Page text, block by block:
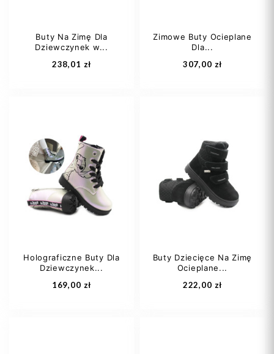
Dodaj do koszyka Dodaj do koszyka
Buty Na Zimę Dla
Dziewczynek w...
238,01 zł
21 22
Dodaj do koszyka
Zimowe Buty Ocieplane
Dla...
307,00 zł
30
33
Dodaj do koszyka
Holograficzne Buty Dla
Dziewczynek...
169,00 zł
Buty Dziecięce Na Zimę
Ocieplane...
222,00 zł